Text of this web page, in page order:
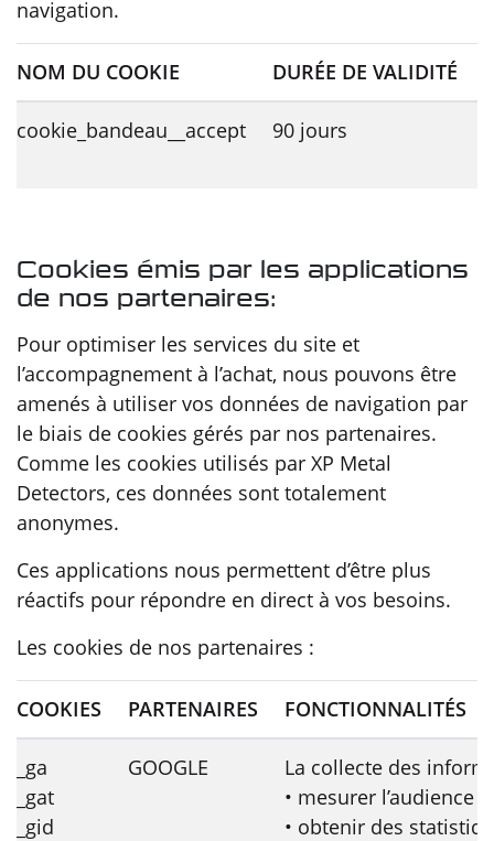
navigation.
NOM DU COOKIE DURÉE DE VALIDITÉ
cookie_bandeau__accept 90 jours
Cookies émis par les applications
de nos partenaires:
Pour optimiser les services du site et
l’accompagnement à l’achat, nous pouvons être
amenés à utiliser vos données de navigation par
le biais de cookies gérés par nos partenaires.
Comme les cookies utilisés par XP Metal
Detectors, ces données sont totalement
anonymes.
Ces applications nous permettent d’être plus
réactifs pour répondre en direct à vos besoins.
Les cookies de nos partenaires :
COOKIES PARTENAIRES FONCTIONNALITÉS
_ga
_gat
_gid
GOOGLE
La collecte des
• mesurer l’audience
• obtenir des